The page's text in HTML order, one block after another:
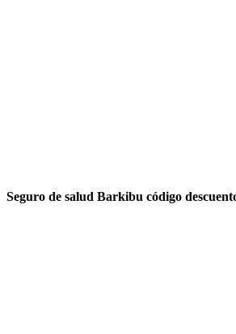
Seguro de salud Barkibu código